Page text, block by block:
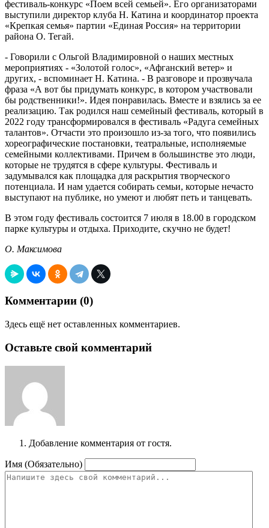
фестиваль-конкурс «Поем всей семьей». Его организаторами
выступили директор клуба Н. Катина и координатор проекта
«Крепкая семья» партии «Единая Россия» на территории
района О. Тегай.
- Говорили с Ольгой Владимировной о наших местных
мероприятиях - «Золотой голос», «Афганский ветер» и
других, - вспоминает Н. Катина. - В разговоре и прозвучала
фраза «А вот бы придумать конкурс, в котором участвовали
бы родственники!». Идея понравилась. Вместе и взялись за ее
реализацию. Так родился наш семейный фестиваль, который в
2022 году трансформировался в фестиваль «Радуга семейных
талантов». Отчасти это произошло из-за того, что появились
хореографические постановки, театральные, исполняемые
семейными коллективами. Причем в большинстве это люди,
которые не трудятся в сфере культуры. Фестиваль и
задумывался как площадка для раскрытия творческого
потенциала. И нам удается собирать семьи, которые нечасто
выступают на публике, но умеют и любят петь и танцевать.
В этом году фестиваль состоится 7 июля в 18.00 в городском
парке культуры и отдыха. Приходите, скучно не будет!
О. Максимова
Комментарии (0)
Здесь ещё нет оставленных комментариев.
Оставьте свой комментарий
Добавление комментария от гостя.
Имя (Обязательно)